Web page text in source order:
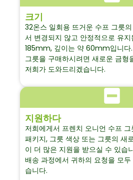
크기
32온스 일회용 뜨거운 수프 그릇
서 변경되지 않고 안정적으로 유
185mm, 깊이는 약 60mm입니다
그릇을 구매하시려면 새로운 금형
저희가 도와드리겠습니다.
지원하다
저희에게서 프렌치 오니언 수프
패키지, 그릇 색상 또는 그릇의 새
이 더 많은 지원을 받으실 수 있습
배송 과정에서 귀하의 요청을 모
습니다.